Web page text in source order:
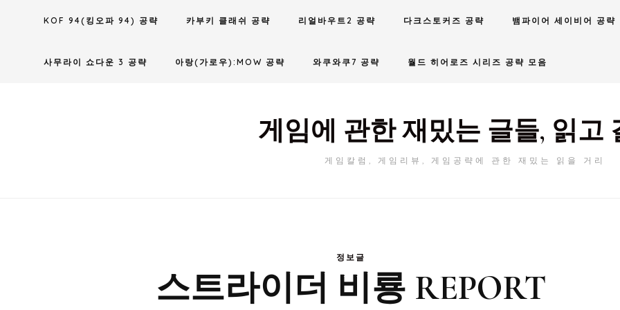
KOF 94(킹오파 94) 공략 카부키 클래쉬 공략 리얼바우트2 공략 다크스토커즈 공략 뱀파이어 세이비어 공략
사무라이 쇼다운 3 공략 아랑(가로우):MOW 공략 와쿠와쿠7 공략 월드 히어로즈 시리즈 공략 모음
게임에 관한 재밌는 글들, 읽고
게임칼럼, 게임리뷰, 게임공략에 관한 재밌는 읽을 거리
정보글
스트라이더 비룡 REPORT